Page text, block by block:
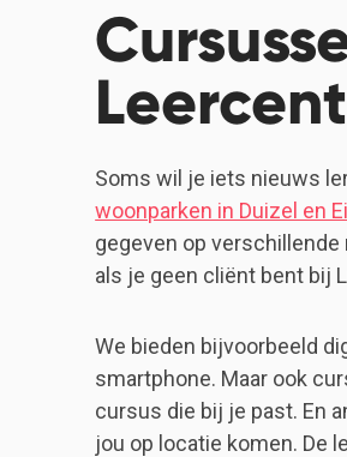
Soms wil je iets nieuws
woonparken in Duizel en
gegeven op verschillende
als je geen cliënt bent bij
We bieden bijvoorbeeld
smartphone. Maar ook
cursus die bij je past. En
jou op locatie komen. De